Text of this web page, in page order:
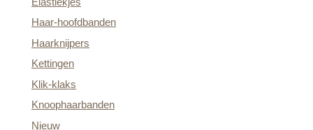
Haar-hoofdbanden
Haarknijpers
Kettingen
Klik-klaks
Knoophaarbanden
Nieuw